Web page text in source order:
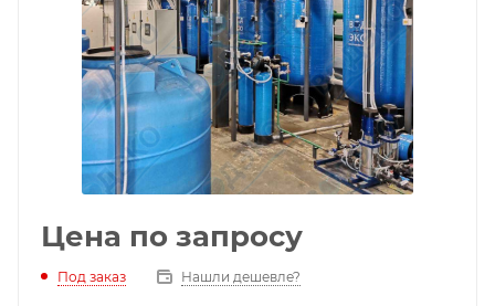
Цена по запросу
Под заказ Нашли дешевле?